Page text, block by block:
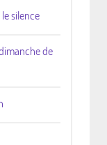
silence
de